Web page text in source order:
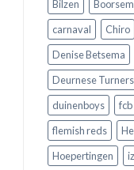
media
Bilzen
Boorsem
carnaval
Chiro
Denise Betsema
Deurnese Turners
duinenboys
fcb
flemish reds
Hoepertingen